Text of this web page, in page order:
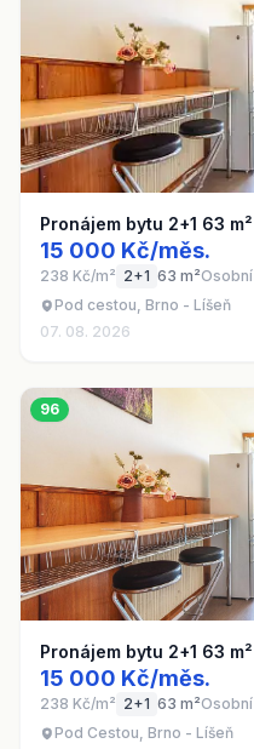
Pronájem bytu 2+1 63 m²
15 000 Kč/měs.
238 Kč/m² 2+1 63 m²Osobní
Pod cestou, Brno - Líšeň
07. 08. 2026
96
Pronájem bytu 2+1 63 m²
15 000 Kč/měs.
238 Kč/m² 2+1 63 m²Osobní
Pod Cestou, Brno - Líšeň